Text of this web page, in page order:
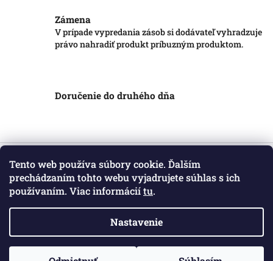
Tento web používa súbory cookie. Ďalším
prechádzaním tohto webu vyjadrujete súhlas s ich
používaním. Viac informáciítu.
Nastavenie
Zámena
V prípade vypredania zásob si dodávateľ vyhradzuje
právo nahradiť produkt príbuzným produktom.
Doručenie do druhého dňa
Z
Informácie pre vás
Obchodné podmienky
Copyright 2026 . Všetky práva vyhradené.